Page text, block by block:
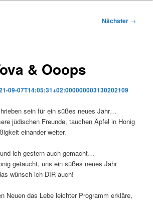
Nächster →
& Ooops
09-07T14:05:31+02:000000003130202109
sein für ein süßes neues Jahr…
jüdischen Freunde, tauchen Äpfel in Honig
einander weiter.
ich gestern auch gemacht…
getaucht, uns ein süßes neues Jahr
wünsch ich DIR auch!
Neuen das Lebe leichter Programm erkläre,